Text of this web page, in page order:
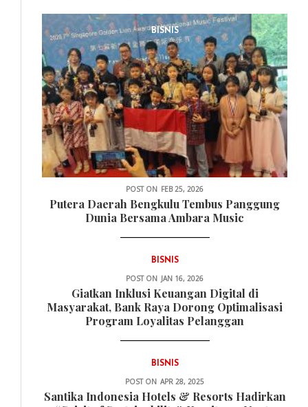
BISNIS
POST ON FEB 25, 2026
Putera Daerah Bengkulu Tembus Panggung
Dunia Bersama Ambara Music
BISNIS
POST ON JAN 16, 2026
Giatkan Inklusi Keuangan Digital di
Masyarakat, Bank Raya Dorong Optimalisasi
Program Loyalitas Pelanggan
BISNIS
POST ON APR 28, 2025
Santika Indonesia Hotels & Resorts Hadirkan